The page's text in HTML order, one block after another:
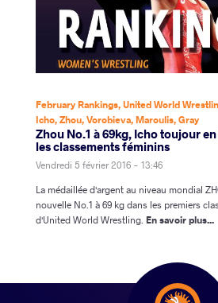
February Rankings,United World
Icho,Zhou,Vorobieva,Maroulis,Gray
Zhou No.1 à 69kg, Icho toujour
les classements féminins
Vendredi 5 février 2016 - 13:46
La médaillée d'argent au niveau mondial
nouvelle No.1 à 69 kg dans les premiers
d'United World Wrestling. En savoir plus...